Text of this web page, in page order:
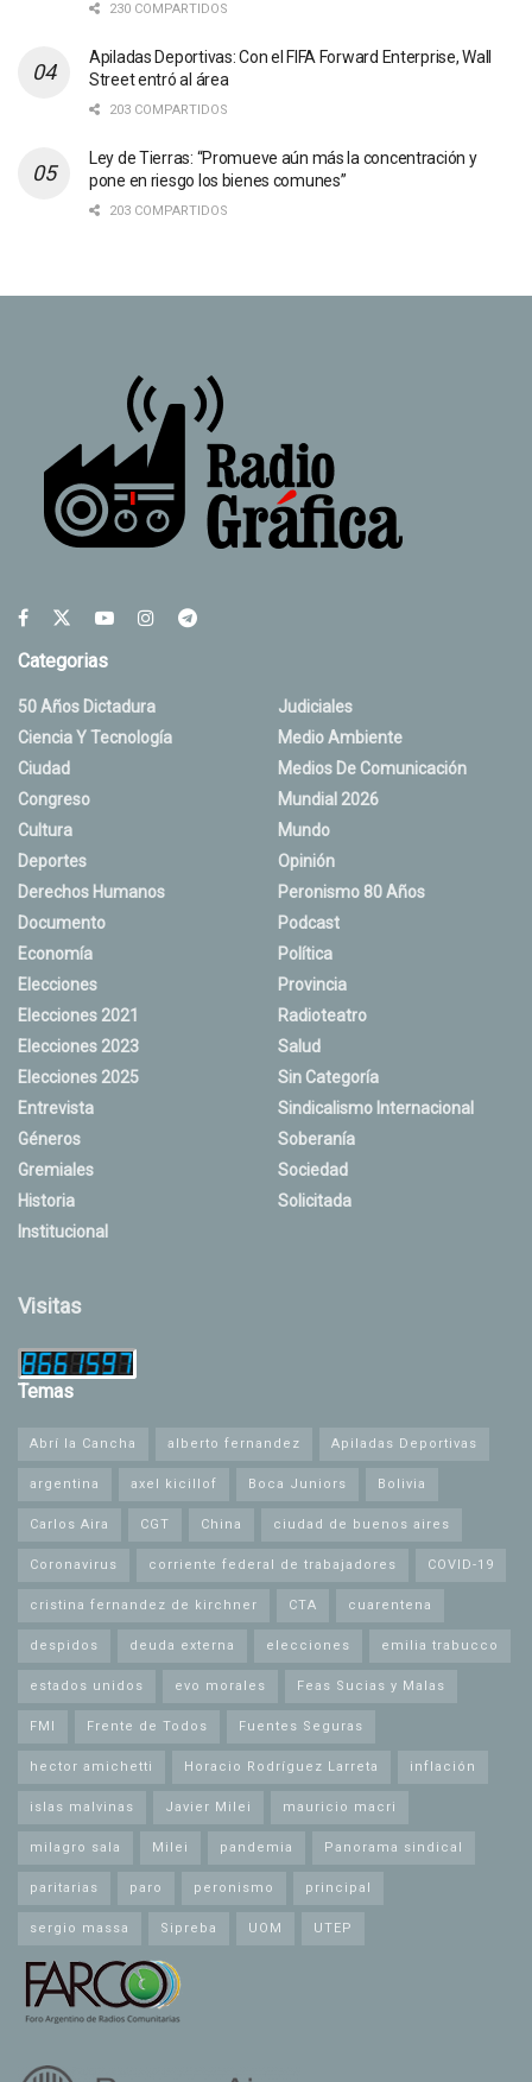
230 COMPARTIDOS
Apiladas Deportivas: Con el FIFA Forward Enterprise, Wall
Street entró al área
203 COMPARTIDOS
Ley de Tierras: “Promueve aún más la concentración y
pone en riesgo los bienes comunes”
203 COMPARTIDOS
Categorias
50 Años Dictadura
Ciencia Y Tecnología
Ciudad
Congreso
Cultura
Deportes
Derechos Humanos
Documento
Economía
Elecciones
Elecciones 2021
Elecciones 2023
Elecciones 2025
Entrevista
Géneros
Gremiales
Historia
Institucional
Judiciales
Medio Ambiente
Medios De Comunicación
Mundial 2026
Mundo
Opinión
Peronismo 80 Años
Podcast
Política
Provincia
Radioteatro
Salud
Sin Categoría
Sindicalismo Internacional
Soberanía
Sociedad
Solicitada
Visitas
Temas
Abrí la Cancha alberto fernandez Apiladas Deportivas
argentina axel kicillof Boca Juniors Bolivia
Carlos Aira CGT China ciudad de buenos aires
Coronavirus corriente federal de trabajadores COVID-19
cristina fernandez de kirchner CTA cuarentena
despidos deuda externa elecciones emilia trabucco
estados unidos evo morales Feas Sucias y Malas
FMI Frente de Todos Fuentes Seguras
hector amichetti Horacio Rodríguez Larreta inflación
islas malvinas Javier Milei mauricio macri
milagro sala Milei pandemia Panorama sindical
paritarias paro peronismo principal
sergio massa Sipreba UOM UTEP